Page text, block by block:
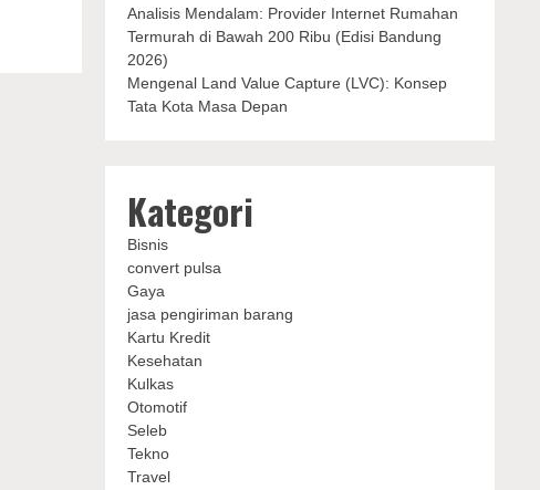
Analisis Mendalam: Provider Internet Rumahan
Termurah di Bawah 200 Ribu (Edisi Bandung
2026)
Mengenal Land Value Capture (LVC): Konsep
Tata Kota Masa Depan
Kategori
Bisnis
convert pulsa
Gaya
jasa pengiriman barang
Kartu Kredit
Kesehatan
Kulkas
Otomotif
Seleb
Tekno
Travel